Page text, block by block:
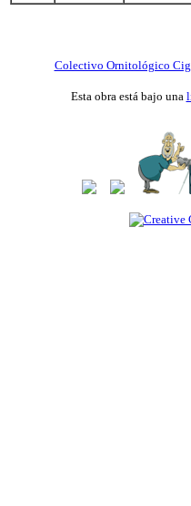
Colectivo Ornitológico
Esta obra está bajo una